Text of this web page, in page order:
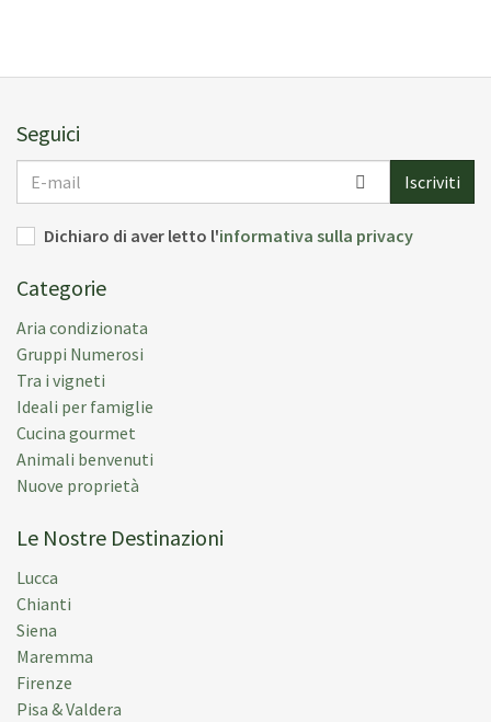
Seguici
mail
Iscriviti
Dichiaro di aver letto l'informativa sulla privacy
Categorie
Aria condizionata
Gruppi Numerosi
Tra i vigneti
Ideali per famiglie
Cucina gourmet
Animali benvenuti
Nuove proprietà
Le Nostre Destinazioni
Lucca
Chianti
Siena
Maremma
Firenze
Pisa & Valdera